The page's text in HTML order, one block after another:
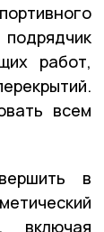
работ,
всем
в
включая